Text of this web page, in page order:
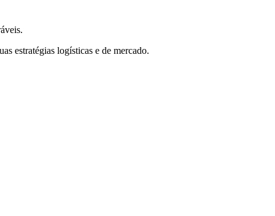
estratégias logísticas e de mercado.